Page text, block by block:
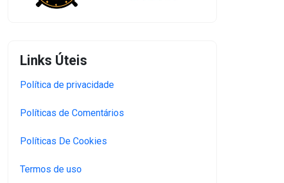
Links Úteis
Política de privacidade
Políticas de Comentários
Políticas De Cookies
Termos de uso